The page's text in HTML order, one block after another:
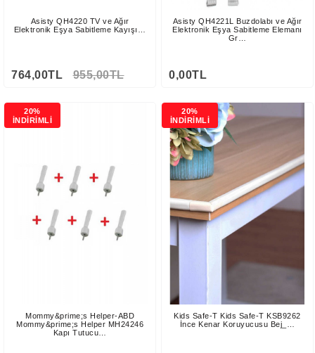
Asisty QH4220 TV ve Ağır
Elektronik Eşya Sabitleme Kayışı…
764,00TL 955,00TL
Asisty QH4221L Buzdolabı ve Ağır
Elektronik Eşya Sabitleme Elemanı
Gr…
0,00TL
20%
İNDİRİMLİ
Mommy&prime;s Helper-ABD
Mommy&prime;s Helper MH24246
Kapı Tutucu…
20%
İNDİRİMLİ
Kids Safe-T Kids Safe-T KSB9262
İnce Kenar Koruyucusu Bej_…